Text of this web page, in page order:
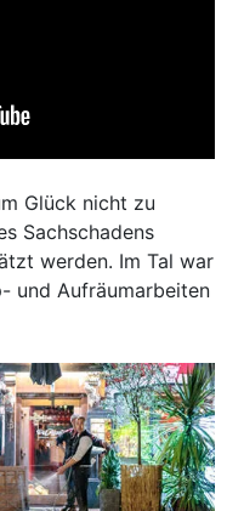
Glück nicht zu
Sachschadens
werden. Im Tal war
und Aufräumarbeiten